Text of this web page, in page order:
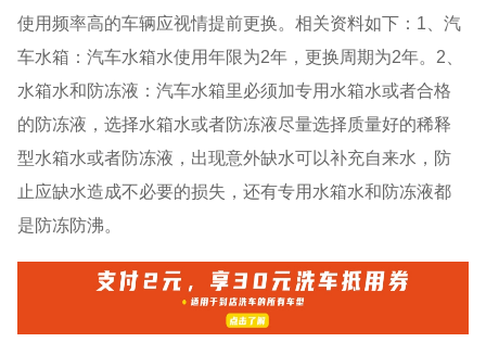
使用频率高的车辆应视情提前更换。相关资料如下：1、汽
车水箱：汽车水箱水使用年限为2年，更换周期为2年。2、
水箱水和防冻液：汽车水箱里必须加专用水箱水或者合格
的防冻液，选择水箱水或者防冻液尽量选择质量好的稀释
型水箱水或者防冻液，出现意外缺水可以补充自来水，防
止应缺水造成不必要的损失，还有专用水箱水和防冻液都
是防冻防沸。